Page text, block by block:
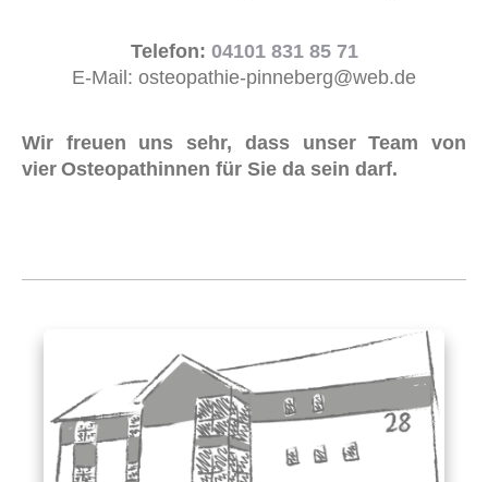
Telefon: 04101 831 85 71
E-Mail: osteopathie-pinneberg@web.de
Wir freuen uns sehr, dass unser Team von
vier Osteopathinnen für Sie da sein darf.